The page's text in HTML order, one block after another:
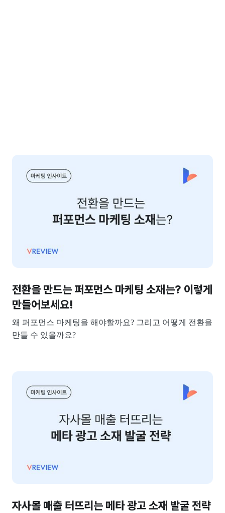
전환을 만드는 퍼포먼스 마케팅 소재는? 이렇게
만들어보세요!
왜 퍼포먼스 마케팅을 해야할까요? 그리고 어떻게 전환을
만들 수 있을까요?
자사몰 매출 터뜨리는 메타 광고 소재 발굴 전략